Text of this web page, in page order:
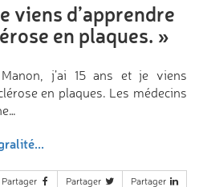
viens d’apprendre
en plaques. »
j’ai 15 ans et je viens
en plaques. Les médecins
Partager Partager Partager